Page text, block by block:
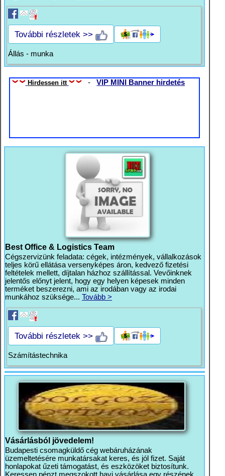
További részletek >>
Állás - munka
Hirdessen itt -VIP MINI Banner hirdetés
Best Office & Logistics Team
Cégszervizünk feladata: cégek, intézmények, vállalkozások
teljes körű ellátása versenyképes áron, kedvező fizetési
feltételek mellett, díjtalan házhoz szállítással. Vevőinknek
jelentős előnyt jelent, hogy egy helyen képesek minden
terméket beszerezni, ami az irodában vagy az irodai
munkához szüksége... Tovább >
További részletek >>
Számítástechnika
Vásárlásból jövedelem!
Budapesti csomagküldő cég webáruházának
üzemeltetésére munkatársakat keres, és jól fizet. Saját
honlapokat űzeti támogatást, és eszközöket biztosítunk.